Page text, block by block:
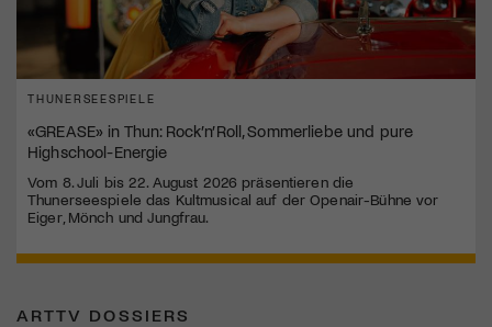
THUNERSEESPIELE
«GREASE» in Thun: Rock’n’Roll, Sommerliebe und pure
Highschool-Energie
Vom 8. Juli bis 22. August 2026 präsentieren die
Thunerseespiele das Kultmusical auf der Openair-Bühne vor
Eiger, Mönch und Jungfrau.
ARTTV DOSSIERS